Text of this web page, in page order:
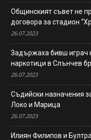
Общинският съвет не
договора за стадион
26.07.2023
Задържаха бивш играч
наркотици в Слънчев
26.07.2023
Съдийски назначения
Локо и Марица
26.07.2023
Илиян Филипов и